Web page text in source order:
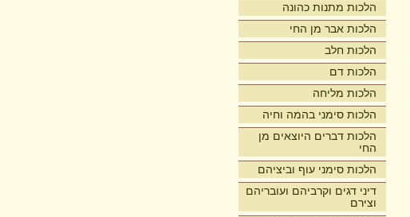
הלכות מתנות כהונה
הלכות אבר מן החי
הלכות חלב
הלכות דם
הלכות מליחה
הלכות סימני בהמה וחיה
הלכות דברים היוצאים מן
החי
הלכות סימני עוף וביציהם
דיני דגים וקרביהם ועובריהם
וצירם